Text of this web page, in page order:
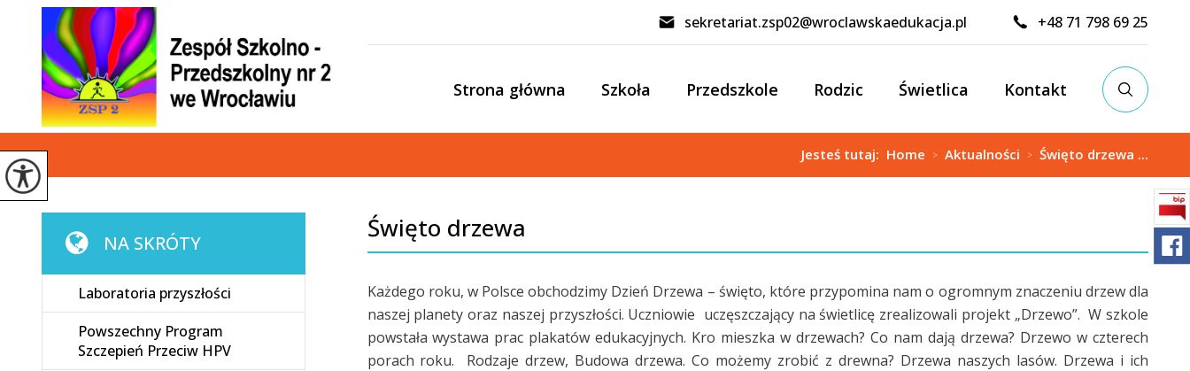
sekretariat.zsp02@wroclawskaedukacja.pl +48 71 798 69 25
Strona główna Szkoła Przedszkole Rodzic Świetlica Kontakt
Jesteś tutaj: Home > Aktualności > Święto drzewa ...
Święto drzewa
Każdego roku, w Polsce obchodzimy Dzień Drzewa – święto, które przypomina nam o ogromnym znaczeniu drzew dla
naszej planety oraz naszej przyszłości. Uczniowie uczęszczający na świetlicę zrealizowali projekt „Drzewo”. W szkole
powstała wystawa prac plakatów edukacyjnych. Kro mieszka w drzewach? Co nam dają drzewa? Drzewo w czterech
porach roku. Rodzaje drzew, Budowa drzewa. Co możemy zrobić z drewna? Drzewa naszych lasów. Drzewa i ich
NA SKRÓTY
Laboratoria przyszłości
Powszechny Program
Szczepień Przeciw HPV